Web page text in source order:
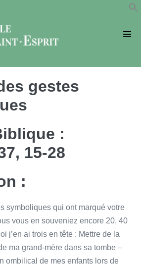
gestes
:
15-28
:
symboliques qui ont marqué votre
vous en souveniez encore 20, 40
j’en ai trois en tête : Mettre de la
ma grand-mère dans sa tombe –
ombilical de mes enfants lors de